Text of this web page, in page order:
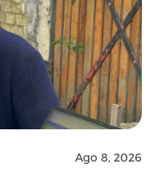
Ago 8, 2026